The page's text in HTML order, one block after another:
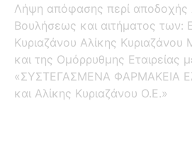
Λήψη απόφασης περί αποδοχής
Βουλήσεως και αιτήματος των:
Κυριαζάνου Αλίκης Κυριαζάνου
και της Ομόρρυθμης Εταιρείας
«ΣΥΣΤΕΓΑΣΜΕΝΑ ΦΑΡΜΑΚΕΙΑ
και Αλίκης Κυριαζάνου Ο.Ε.»